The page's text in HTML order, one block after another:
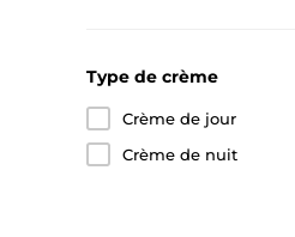
Les soins à la mucine
Produits
1. Mizon All In One
Crème légère contenant
Type de crème
Crème de jour
Crème de nuit